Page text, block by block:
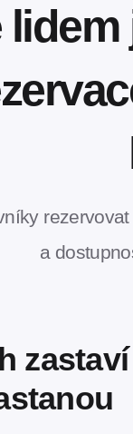
a
zastaví